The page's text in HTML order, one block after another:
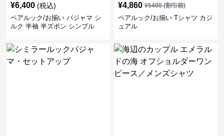
¥6,400 (税込)
ペアルック/お揃い パジャマ シ
ルク 半袖 半ズボン シンプル
¥4,860 ¥5400(割引前)
ペアルック/お揃い Tシャツ カジ
ュアル